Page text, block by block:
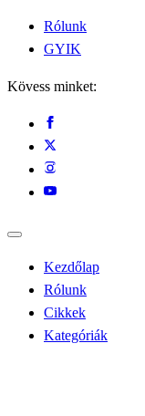
Rólunk
GYIK
Kövess minket:
Kezdőlap
Rólunk
Cikkek
Kategóriák